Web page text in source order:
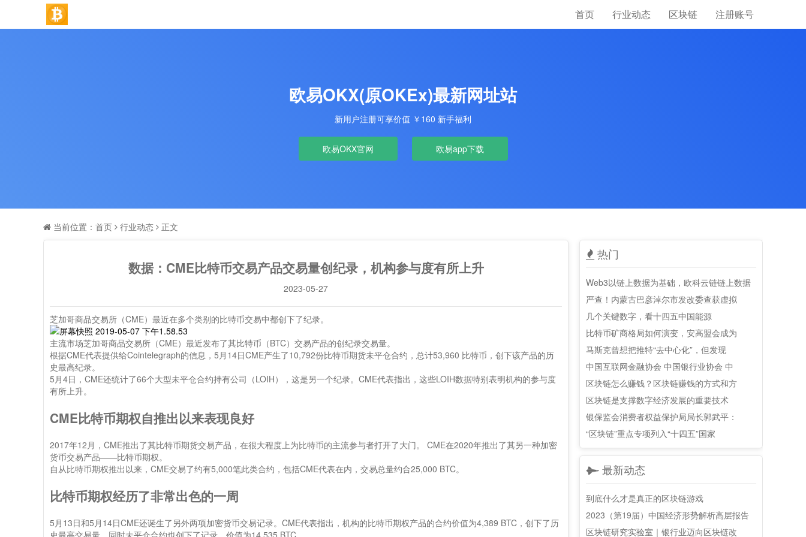
首页 行业动态 区块链 注册账号
欧易OKX(原OKEx)最新网址站
新用户注册可享价值 ￥160 新手福利
欧易OKX官网 欧易app下载
当前位置： 首页 行业动态 正文
数据：CME比特币交易产品交易量创纪录，机构参与度有所上升
2023-05-27
芝加哥商品交易所（CME）最近在多个类别的比特币交易中都创下了纪录。
主流市场芝加哥商品交易所（CME）最近发布了其比特币（BTC）交易产品的创纪录交易量。
根据CME代表提供给Cointelegraph的信息，5月14日CME产生了10,792份比特币期货未平仓合约，总计53,960 比特币，创下该产品的历
史最高纪录。
5月4日，CME还统计了66个大型未平仓合约持有公司（LOIH），这是另一个纪录。CME代表指出，这些LOIH数据特别表明机构的参与度
有所上升。
CME比特币期权自推出以来表现良好
2017年12月，CME推出了其比特币期货交易产品，在很大程度上为比特币的主流参与者打开了大门。 CME在2020年推出了其另一种加密
货币交易产品——比特币期权。
自从比特币期权推出以来，CME交易了约有5,000笔此类合约，包括CME代表在内，交易总量约合25,000 BTC。
比特币期权经历了非常出色的一周
5月13日和5月14日CME还诞生了另外两项加密货币交易记录。CME代表指出，机构的比特币期权产品的合约价值为4,389 BTC，创下了历
史最高交易量，同时未平仓合约也创下了记录，价值为14,535 BTC。
热门
Web3以链上数据为基础，欧科云链链上数据
严查！内蒙古巴彦淖尔市发改委查获虚拟
几个关键数字，看十四五中国能源
比特币矿商格局如何演变，安高盟会成为
马斯克曾想把推特“去中心化”，但发现
中国互联网金融协会 中国银行业协会 中
区块链怎么赚钱？区块链赚钱的方式和方
区块链是支撑数字经济发展的重要技术
银保监会消费者权益保护局局长郭武平：
“区块链”重点专项列入“十四五”国家
最新动态
到底什么才是真正的区块链游戏
2023（第19届）中国经济形势解析高层报告
区块链研究实验室｜银行业迈向区块链改